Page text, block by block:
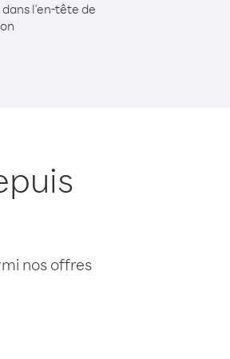
l'en-tête de
nos offres